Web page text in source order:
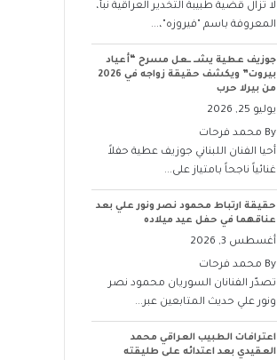
لا تزال قضية طبيبة التخدير العراقية نبأ،
المعروفة باسم "فيروزه"،...
جوزيف عطية يشــ ــعل مسرح “أعياد
بيروت” ويكشف حقيقة زواجه في 2026
من بيرلا حرب
يوليو 25, 2026
By محمد فرحات
أحيا الفنان اللبناني جوزيف عطية حفلاً
غنائياً ناجحاً بامتياز على...
حقيقة ارتباط محمود نصر ونور علي بعد
عناقهما في حفل عيد ميلاده
أغسطس 3, 2026
By محمد فرحات
تصدّر الفنانان السوريان محمود نصر
ونور علي حديث المتابعين عبر...
اعترافات الطبيب العراقي محمد
العقيدي بعد اعتدائه على طليقته